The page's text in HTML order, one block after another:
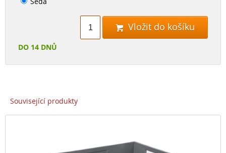
 Vložit do košíku
DO 14 DNŮ
Související produkty